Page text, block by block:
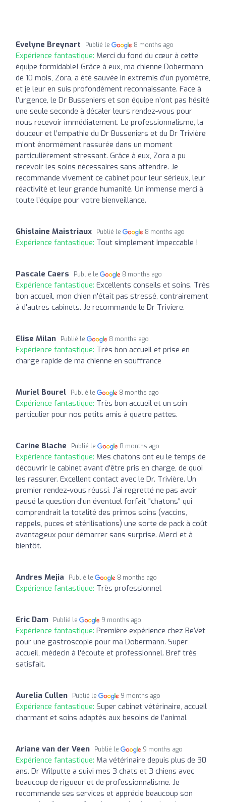
Evelyne Breynart Publié le 8 months ago
Expérience fantastique: Merci du fond du cœur à cette
équipe formidable! Grâce à eux, ma chienne Dobermann
de 10 mois, Zora, a été sauvée in extremis d’un pyomètre,
et je leur en suis profondément reconnaissante. Face à
l’urgence, le Dr Busseniers et son équipe n’ont pas hésité
une seule seconde à décaler leurs rendez-vous pour
nous recevoir immédiatement. Le professionnalisme, la
douceur et l’empathie du Dr Busseniers et du Dr Trivière
m’ont énormément rassurée dans un moment
particulièrement stressant. Grâce à eux, Zora a pu
recevoir les soins nécessaires sans attendre. Je
recommande vivement ce cabinet pour leur sérieux, leur
réactivité et leur grande humanité. Un immense merci à
toute l’équipe pour votre bienveillance.
Ghislaine Maistriaux Publié le 8 months ago
Expérience fantastique: Tout simplement Impeccable !
Pascale Caers Publié le 8 months ago
Expérience fantastique: Excellents conseils et soins. Très
bon accueil, mon chien n'était pas stressé, contrairement
à d'autres cabinets. Je recommande le Dr Triviere.
Elise Milan Publié le 8 months ago
Expérience fantastique: Très bon accueil et prise en
charge rapide de ma chienne en souffrance
Muriel Bourel Publié le 8 months ago
Expérience fantastique: Très bon accueil et un soin
particulier pour nos petits amis à quatre pattes.
Carine Blache Publié le 8 months ago
Expérience fantastique: Mes chatons ont eu le temps de
découvrir le cabinet avant d'être pris en charge, de quoi
les rassurer. Excellent contact avec le Dr. Trivière. Un
premier rendez-vous réussi. J'ai regretté ne pas avoir
pausé la question d'un éventuel forfait "chatons" qui
comprendrait la totalité des primos soins (vaccins,
rappels, puces et stérilisations) une sorte de pack à coût
avantageux pour démarrer sans surprise. Merci et à
bientôt.
Andres Mejia Publié le 8 months ago
Expérience fantastique: Très professionnel
Eric Dam Publié le 9 months ago
Expérience fantastique: Première expérience chez BeVet
pour une gastroscopie pour ma Dobermann. Super
accueil, médecin à l'écoute et professionnel. Bref très
satisfait.
Aurelia Cullen Publié le 9 months ago
Expérience fantastique: Super cabinet vétérinaire, accueil
charmant et soins adaptés aux besoins de l’animal
Ariane van der Veen Publié le 9 months ago
Expérience fantastique: Ma vétérinaire depuis plus de 30
ans. Dr Wilputte a suivi mes 3 chats et 3 chiens avec
beaucoup de rigueur et de professionnalisme. Je
recommande ses services et apprécie beaucoup son